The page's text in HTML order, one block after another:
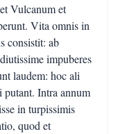
Vulcanum et
Vita omnis in
consistit: ab
impuberes
laudem: hoc ali
putant. Intra annum
in turpissimis
quod et